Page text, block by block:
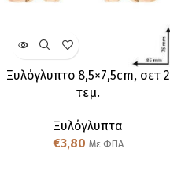
Ξυλόγλυπτo 8,5×7,5cm, σετ 2
τεμ.
Ξυλόγλυπτα
€3,80 Με ΦΠΑ